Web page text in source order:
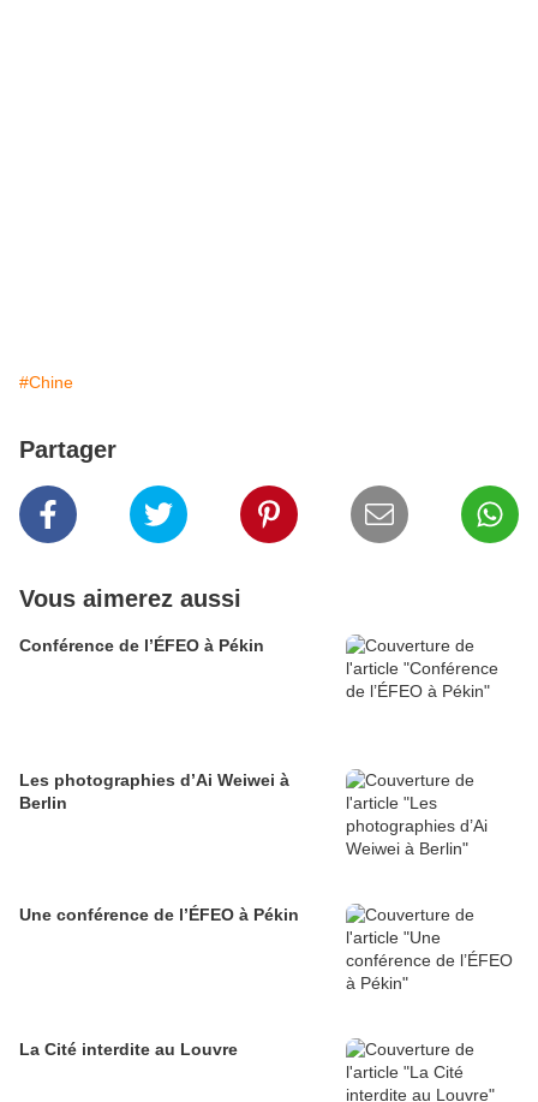
#Chine
Partager
Vous aimerez aussi
Conférence de l’ÉFEO à Pékin
Les photographies d’Ai Weiwei à
Berlin
Une conférence de l’ÉFEO à Pékin
La Cité interdite au Louvre